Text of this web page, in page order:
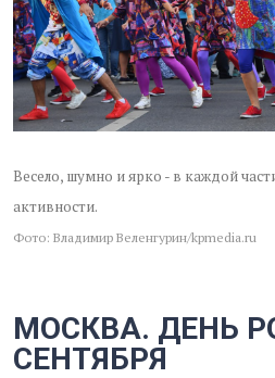
Весело, шумно и ярко - в каждой
активности.
Фото: Владимир Веленгурин/kpmedia.ru
МОСКВА. ДЕНЬ
СЕНТЯБРЯ